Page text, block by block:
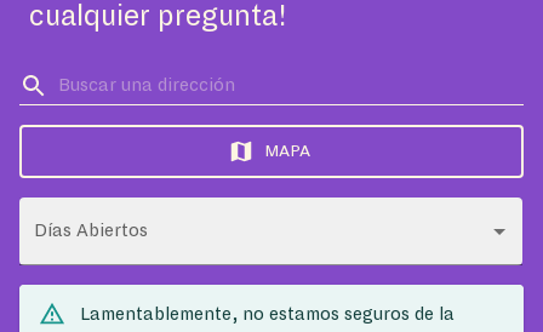
cualquier pregunta!
MAPA
Días Abiertos
Lamentablemente, no estamos seguros de la